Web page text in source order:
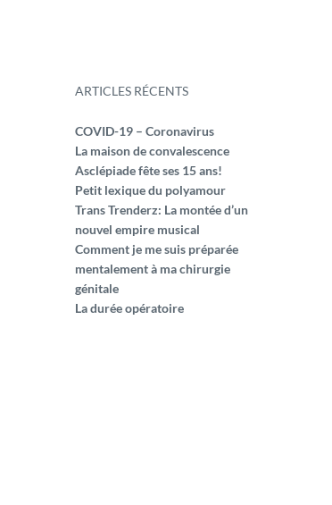
ARTICLES RÉCENTS
COVID-19 – Coronavirus
La maison de convalescence
Asclépiade fête ses 15 ans!
Petit lexique du polyamour
Trans Trenderz: La montée d’un
nouvel empire musical
Comment je me suis préparée
mentalement à ma chirurgie
génitale
La durée opératoire